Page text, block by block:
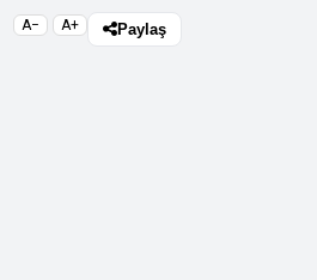
A− A+ Paylaş